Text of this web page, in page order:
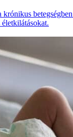
krónikus